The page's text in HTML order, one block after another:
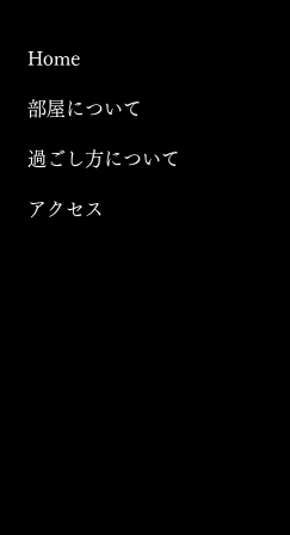
Home
部屋について
過ごし方について
アクセス